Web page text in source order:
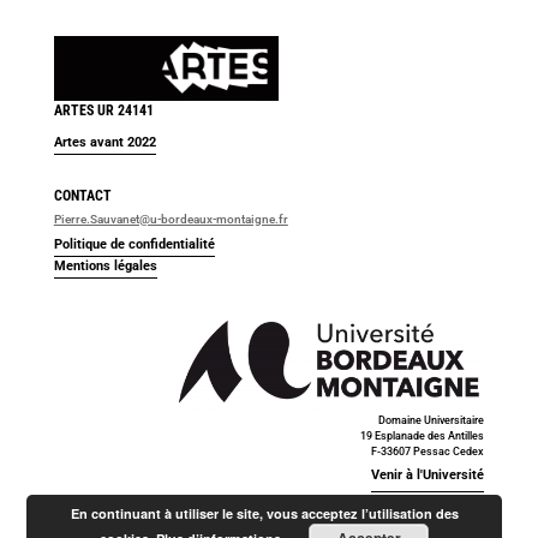
ARTES UR 24141
Artes avant 2022
CONTACT
Pierre.Sauvanet@u-bordeaux-montaigne.fr
Politique de confidentialité
Mentions légales
Domaine Universitaire
19 Esplanade des Antilles
F-33607 Pessac Cedex
Venir à l'Université
En continuant à utiliser le site, vous acceptez l’utilisation des